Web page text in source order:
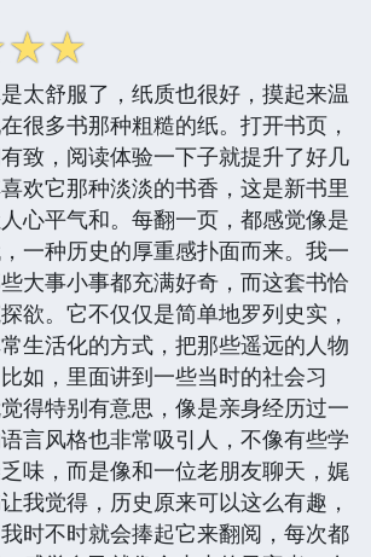
☆☆
太舒服了，纸质也很好，摸起来温
很多书那种粗糙的纸。打开书页，
致，阅读体验一下子就提升了好几
欢它那种淡淡的书香，这是新书里
心平气和。每翻一页，都感觉像是
一种历史的厚重感扑面而来。我一
大事小事都充满好奇，而这套书恰
欲。它不仅仅是简单地罗列史实，
生活化的方式，把那些遥远的人物
如，里面讲到一些当时的社会习
得特别有意思，像是亲身经历过一
言风格也非常吸引人，不像有些学
味，而是像和一位老朋友聊天，娓
我觉得，历史原来可以这么有趣，
时不时就会捧起它来翻阅，每次都